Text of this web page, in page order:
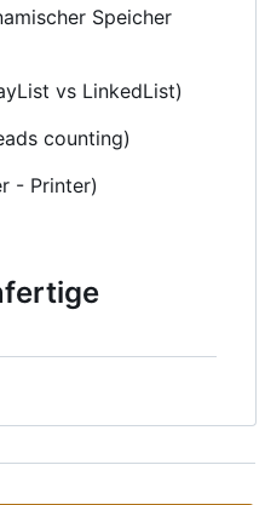
Speicher
vs LinkedList)
counting)
- Printer)